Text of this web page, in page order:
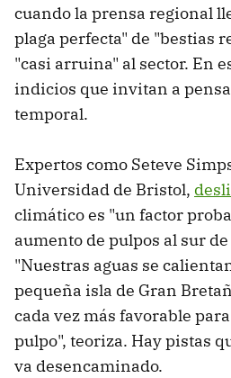
cuando la prensa regional
plaga perfecta" de "bestias
"casi arruina" al sector. En
indicios que invitan a
temporal.
Expertos como Seteve
Universidad de Bristol,
climático es "un factor
aumento de pulpos al sur
"Nuestras aguas se
pequeña isla de Gran
cada vez más favorable
pulpo", teoriza. Hay pistas
va desencaminado.